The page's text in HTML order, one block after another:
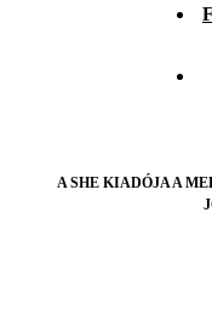
A SHE KIADÓJA A